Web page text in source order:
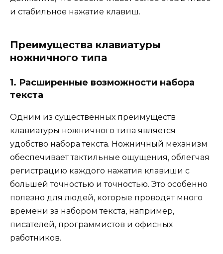
и стабильное нажатие клавиш.
Преимущества клавиатуры
ножничного типа
1. Расширенные возможности набора
текста
Одним из существенных преимуществ
клавиатуры ножничного типа является
удобство набора текста. Ножничный механизм
обеспечивает тактильные ощущения, облегчая
регистрацию каждого нажатия клавиши с
большей точностью и точностью. Это особенно
полезно для людей, которые проводят много
времени за набором текста, например,
писателей, программистов и офисных
работников.